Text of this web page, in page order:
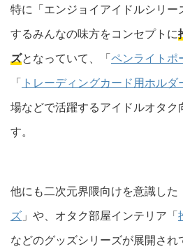
特に「エンジョイアイドルシリー
するみんなの味方をコンセプトに
ズとなっていて、「ペンライトポ
「 トレーディングカード用ホルダ
場などで活躍するアイドルオタク
す。
他にも二次元界隈向けを意識した
ズ 」や、オタク部屋インテリア「
などのグッズシリーズが展開され